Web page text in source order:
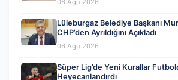
06 Ağu 2026
Lüleburgaz Belediye Başkanı
CHP’den Ayrıldığını Açıkladı
06 Ağu 2026
Süper Lig’de Yeni Kurallar
Heyecanlandırdı